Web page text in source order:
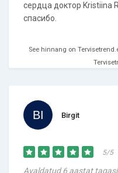
сердца доктор Kristiina
спасибо.
See hinnang on
Birgit
5/5
Avaldatud 6 aastat tagasi